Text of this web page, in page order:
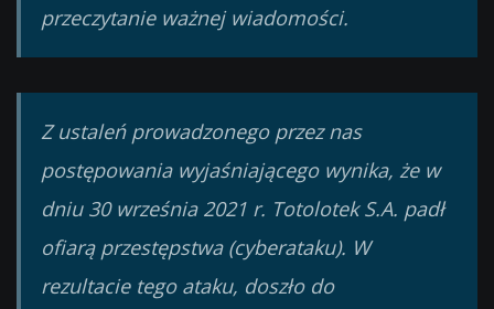
przeczytanie ważnej wiadomości.
Z ustaleń prowadzonego przez nas
postępowania wyjaśniającego wynika, że w
dniu 30 września 2021 r. Totolotek S.A. padł
ofiarą przestępstwa (cyberataku). W
rezultacie tego ataku, doszło do